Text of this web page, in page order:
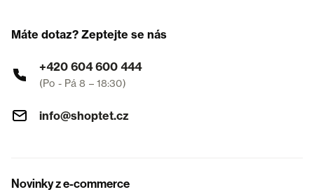
Máte dotaz? Zeptejte se nás
+420 604 600 444
(Po - Pá 8 – 18:30)
info@shoptet.cz
Novinky z e-commerce